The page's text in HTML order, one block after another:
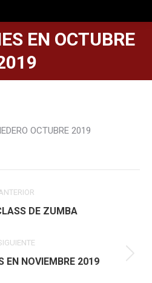
EN OCTUBRE
Publicación
DE ZUMBA
Publicación
EN NOVIEMBRE 2019